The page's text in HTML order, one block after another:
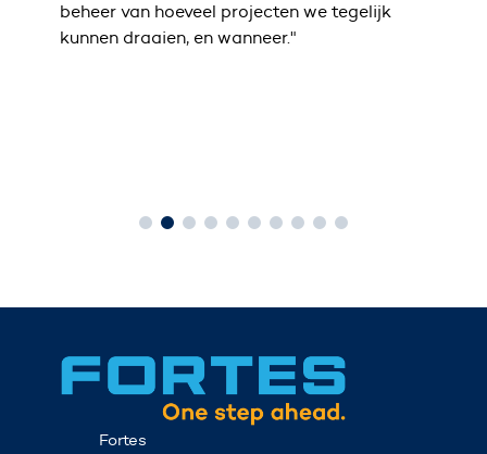
beheer van hoeveel projecten we tegelijk
kunnen draaien, en wanneer."
Fortes